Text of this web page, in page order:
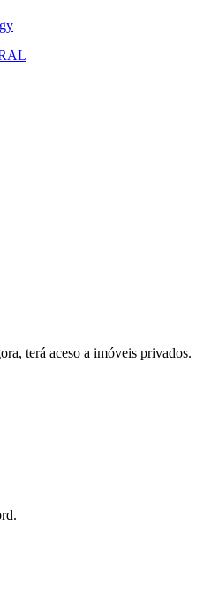
terá aceso a imóveis privados.